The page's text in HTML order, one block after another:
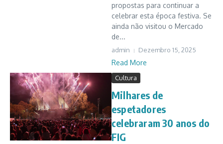
propostas para continuar a
celebrar esta época festiva. Se
ainda não visitou o Mercado
de...
admin Dezembro 15, 2025
Read More
Cultura
Milhares de
espetadores
celebraram 30 anos do
FIG